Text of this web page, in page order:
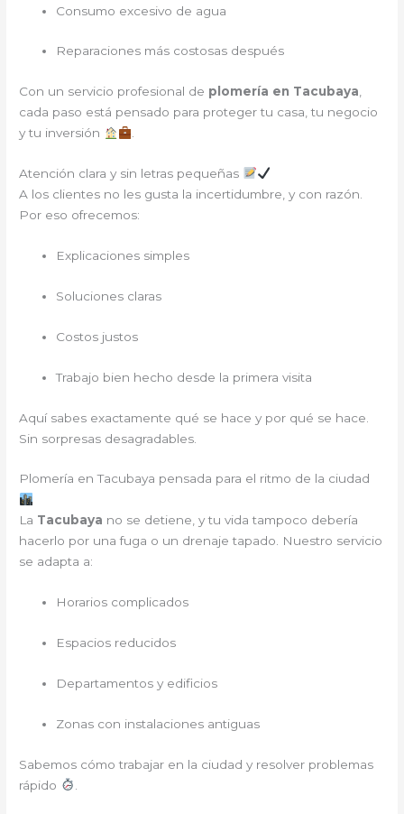
Consumo excesivo de agua
Reparaciones más costosas después
Con un servicio profesional de plomería en Tacubaya,
cada paso está pensado para proteger tu casa, tu negocio
y tu inversión
.
Atención clara y sin letras pequeñas
A los clientes no les gusta la incertidumbre, y con razón.
Por eso ofrecemos:
Explicaciones simples
Soluciones claras
Costos justos
Trabajo bien hecho desde la primera visita
Aquí sabes exactamente qué se hace y por qué se hace.
Sin sorpresas desagradables.
Plomería en Tacubaya pensada para el ritmo de la ciudad
La Tacubaya no se detiene, y tu vida tampoco debería
hacerlo por una fuga o un drenaje tapado. Nuestro servicio
se adapta a:
Horarios complicados
Espacios reducidos
Departamentos y edificios
Zonas con instalaciones antiguas
Sabemos cómo trabajar en la ciudad y resolver problemas
rápido